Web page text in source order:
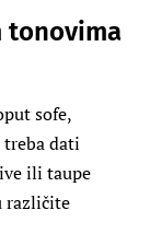
tonovima
sofe,
dati
ili taupe
različite